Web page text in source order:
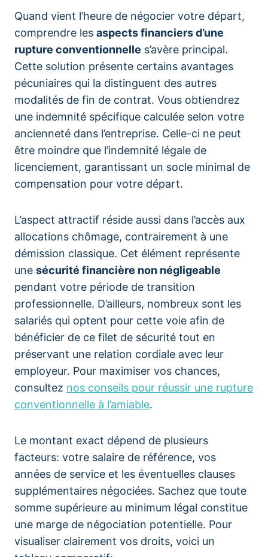
Quand vient l’heure de négocier votre départ,
comprendre les aspects financiers d’une
rupture conventionnelle s’avère principal.
Cette solution présente certains avantages
pécuniaires qui la distinguent des autres
modalités de fin de contrat. Vous obtiendrez
une indemnité spécifique calculée selon votre
ancienneté dans l’entreprise. Celle-ci ne peut
être moindre que l’indemnité légale de
licenciement, garantissant un socle minimal de
compensation pour votre départ.
L’aspect attractif réside aussi dans l’accès aux
allocations chômage, contrairement à une
démission classique. Cet élément représente
une sécurité financière non négligeable
pendant votre période de transition
professionnelle. D’ailleurs, nombreux sont les
salariés qui optent pour cette voie afin de
bénéficier de ce filet de sécurité tout en
préservant une relation cordiale avec leur
employeur. Pour maximiser vos chances,
consultez nos conseils pour réussir une rupture
conventionnelle à l’amiable.
Le montant exact dépend de plusieurs
facteurs: votre salaire de référence, vos
années de service et les éventuelles clauses
supplémentaires négociées. Sachez que toute
somme supérieure au minimum légal constitue
une marge de négociation potentielle. Pour
visualiser clairement vos droits, voici un